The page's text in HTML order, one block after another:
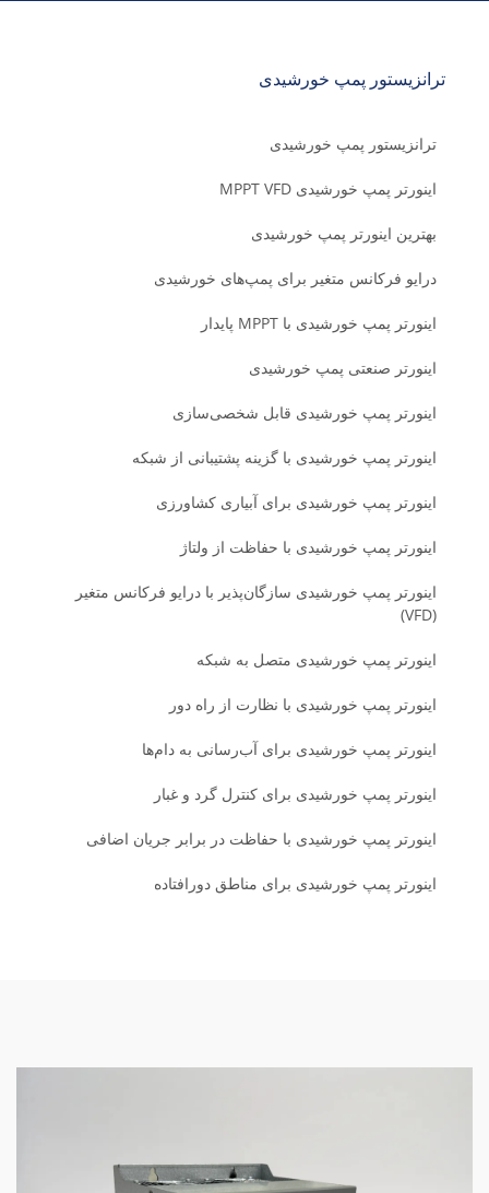
ترانزیستور پمپ خورشیدی
ترانزیستور پمپ خورشیدی
اینورتر پمپ خورشیدی MPPT VFD
بهترین اینورتر پمپ خورشیدی
درایو فرکانس متغیر برای پمپ‌های خورشیدی
اینورتر پمپ خورشیدی با MPPT پایدار
اینورتر صنعتی پمپ خورشیدی
اینورتر پمپ خورشیدی قابل شخصی‌سازی
اینورتر پمپ خورشیدی با گزینه پشتیبانی از شبکه
اینورتر پمپ خورشیدی برای آبیاری کشاورزی
اینورتر پمپ خورشیدی با حفاظت از ولتاژ
اینورتر پمپ خورشیدی سازگان‌پذیر با درایو فرکانس متغیر
(VFD)
اینورتر پمپ خورشیدی متصل به شبکه
اینورتر پمپ خورشیدی با نظارت از راه دور
اینورتر پمپ خورشیدی برای آب‌رسانی به دام‌ها
اینورتر پمپ خورشیدی برای کنترل گرد و غبار
اینورتر پمپ خورشیدی با حفاظت در برابر جریان اضافی
اینورتر پمپ خورشیدی برای مناطق دورافتاده